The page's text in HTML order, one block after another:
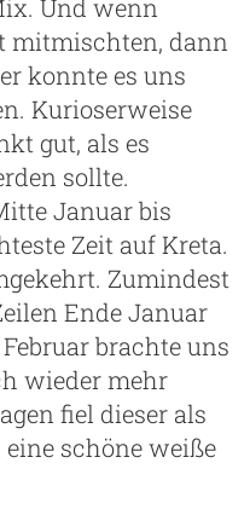
Und wenn
mitmischten, dann
konnte es uns
Kurioserweise
gut, als es
sollte.
Januar bis
Zeit auf Kreta.
Zumindest
Ende Januar
brachte uns
wieder mehr
fiel dieser als
eine schöne weiße